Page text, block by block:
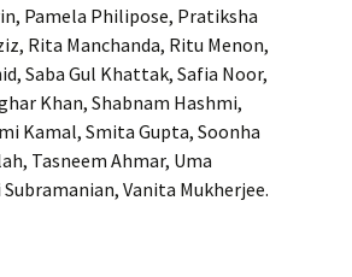
Pamela Philipose, Pratiksha
Rita Manchanda, Ritu Menon,
Saba Gul Khattak, Safia Noor,
Khan, Shabnam Hashmi,
Kamal, Smita Gupta, Soonha
Tasneem Ahmar, Uma
Vanita Mukherjee.